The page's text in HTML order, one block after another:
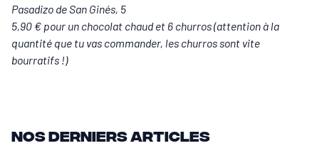
Pasadizo de San Ginés, 5
5,90 € pour un chocolat chaud et 6 churros (attention à la
quantité que tu vas commander, les churros sont vite
bourratifs !)
Nos derniers articles